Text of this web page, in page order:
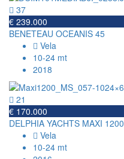
37
€ 239.000
BENETEAU OCEANIS 45
Vela
10-24 mt
2018
21
€ 170.000
DELPHIA YACHTS MAXI 1200
Vela
10-24 mt